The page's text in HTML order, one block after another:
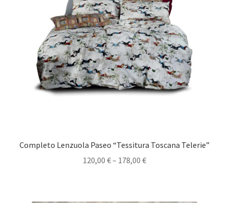
Completo Lenzuola Paseo “Tessitura Toscana Telerie”
120,00 €– 178,00 €